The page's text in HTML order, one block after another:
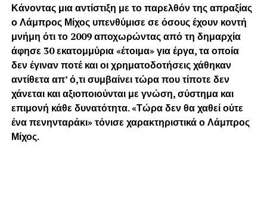
Κάνοντας μια αντίστιξη με το παρελθόν της απραξίας
ο Λάμπρος Μίχος υπενθύμισε σε όσους έχουν κοντή
μνήμη ότι το 2009 αποχωρώντας από τη δημαρχία
άφησε 30 εκατομμύρια «έτοιμα» για έργα, τα οποία
δεν έγιναν ποτέ και οι χρηματοδοτήσεις χάθηκαν
αντίθετα απ’ ό,τι συμβαίνει τώρα που τίποτε δεν
χάνεται και αξιοποιούνται με γνώση, σύστημα και
επιμονή κάθε δυνατότητα. «Τώρα δεν θα χαθεί ούτε
ένα πενηνταράκι» τόνισε χαρακτηριστικά ο Λάμπρος
Μίχος.